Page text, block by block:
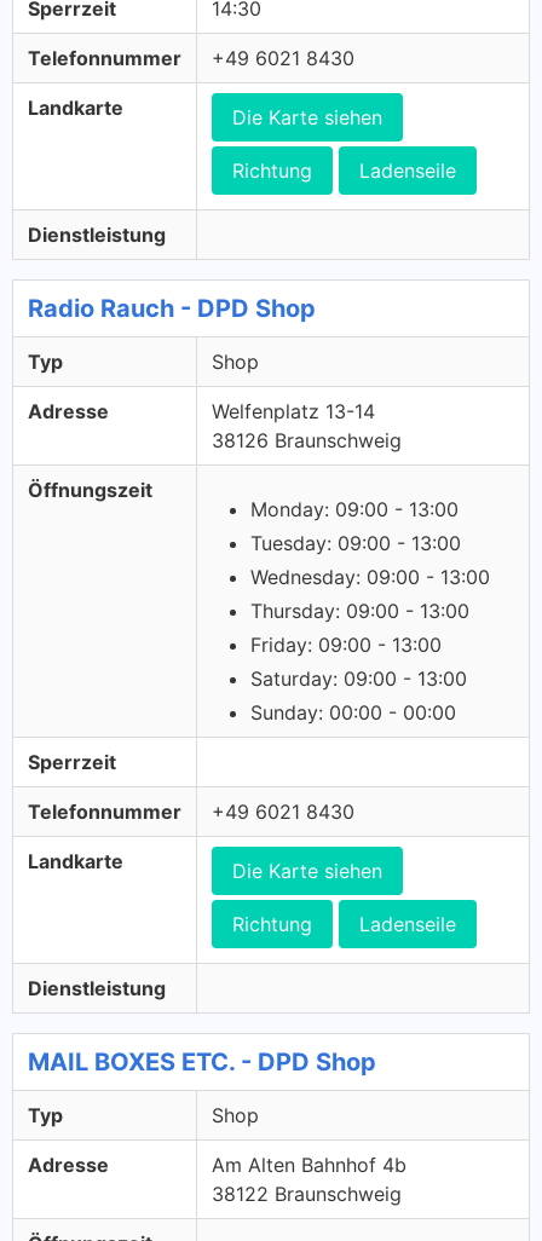
Sperrzeit 14:30
Telefonnummer +49 6021 8430
Landkarte Die Karte siehen
Richtung Ladenseile
Dienstleistung
Radio Rauch - DPD Shop
Typ Shop
Adresse
Welfenplatz 13-14
38126 Braunschweig
Öffnungszeit
Monday: 09:00 - 13:00
Tuesday: 09:00 - 13:00
Wednesday: 09:00 - 13:00
Thursday: 09:00 - 13:00
Friday: 09:00 - 13:00
Saturday: 09:00 - 13:00
Sunday: 00:00 - 00:00
Sperrzeit
Telefonnummer +49 6021 8430
Landkarte Die Karte siehen
Richtung Ladenseile
Dienstleistung
MAIL BOXES ETC. - DPD Shop
Typ Shop
Adresse
Am Alten Bahnhof 4b
38122 Braunschweig